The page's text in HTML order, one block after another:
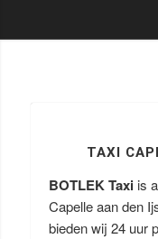
TAXI
BOTLEK Taxi is
Capelle aan den
bieden wij 24 uur